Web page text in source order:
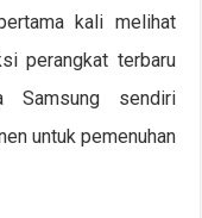
kali melihat
perangkat terbaru
Samsung sendiri
untuk pemenuhan